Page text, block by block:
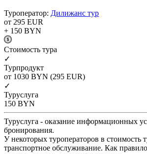
Туроператор: Дилижанс тур
от 295 EUR
+ 150 BYN
Cтоимость тура
✓
Турпродукт
от 1030 BYN (295 EUR)
✓
Туруслуга
150 BYN
Туруслуга - оказание информационных
бронирования.
У некоторых туроператоров в стоимость
транспортное обслуживание. Как